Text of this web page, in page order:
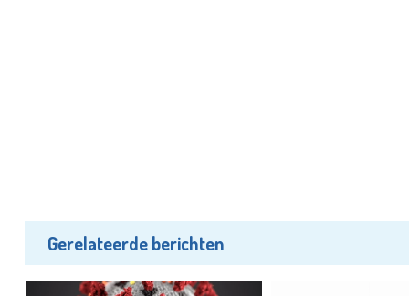
Gerelateerde berichten